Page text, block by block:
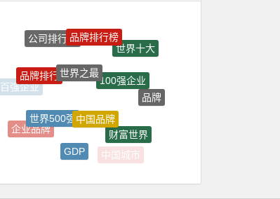
公司排行榜品牌排行榜
世界十大
百强企业
品牌排行
世界之最
100强企业
品牌
企业品牌
世界500强中国品牌
财富世界
中国城市
中国500强
GDP